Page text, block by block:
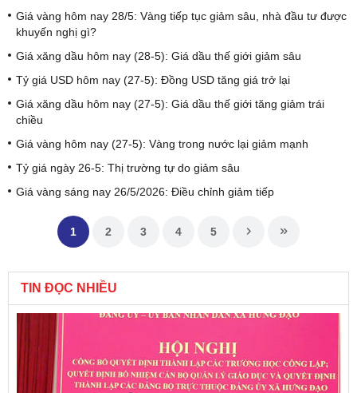
Giá vàng hôm nay 28/5: Vàng tiếp tục giảm sâu, nhà đầu tư được
khuyến nghị gì?
Giá xăng dầu hôm nay (28-5): Giá dầu thế giới giảm sâu
Tỷ giá USD hôm nay (27-5): Đồng USD tăng giá trở lại
Giá xăng dầu hôm nay (27-5): Giá dầu thế giới tăng giảm trái
chiều
Giá vàng hôm nay (27-5): Vàng trong nước lại giảm mạnh
Tỷ giá ngày 26-5: Thị trường tự do giảm sâu
Giá vàng sáng nay 26/5/2026: Điều chỉnh giảm tiếp
1 2 3 4 5
TIN ĐỌC NHIỀU